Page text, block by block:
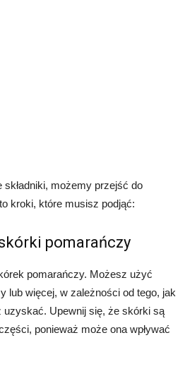
możemy przejść do
kroki, które musisz podjąć:
pomarańczy
pomarańczy. Możesz użyć
lub więcej, w zależności od tego, jak
Upewnij się, że skórki są
ponieważ może ona wpływać